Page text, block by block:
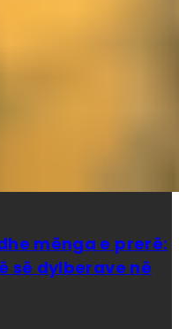
mënga e prerë:
së dylberave në